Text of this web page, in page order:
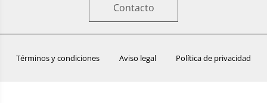
Contacto
Términos y condiciones Aviso legal Política de privacidad